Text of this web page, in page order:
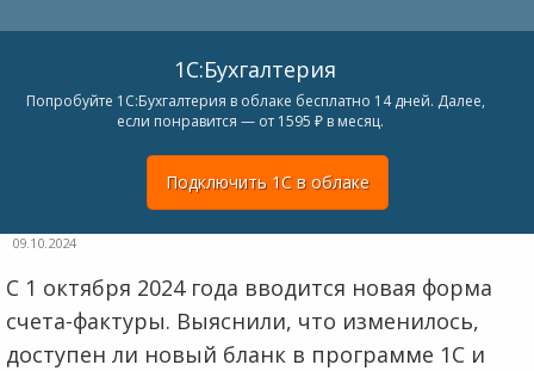
1С:Бухгалтерия
Попробуйте 1С:Бухгалтерия в облаке бесплатно 14 дней. Далее,
если понравится — от 1595 ₽ в месяц.
Подключить 1С в облаке
09.10.2024
С 1 октября 2024 года вводится новая форма
счета-фактуры. Выяснили, что изменилось,
доступен ли новый бланк в программе 1С и